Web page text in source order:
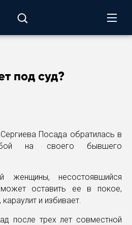
под суд?
Посада обратилась в
на своего бывшего
несостоявшийся
оставить ее в покое,
и избивает.
после трех лет совместной